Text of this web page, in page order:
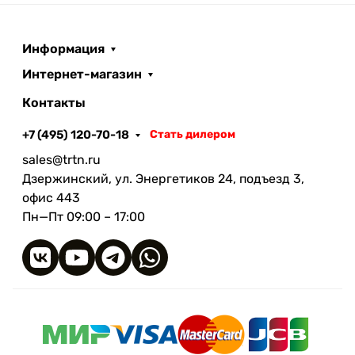
УФ-стойкость: до 6 месяцев
(центрально‑европейский климат)
Информация
Интернет-магазин
Контакты
+7 (495) 120-70-18 Стать дилером
sales@trtn.ru
Дзержинский, ул. Энергетиков 24, подъезд 3,
офис 443
Пн—Пт 09:00 – 17:00